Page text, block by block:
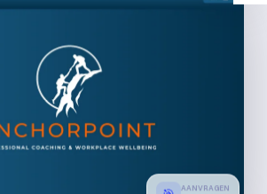
AANVRAGEN